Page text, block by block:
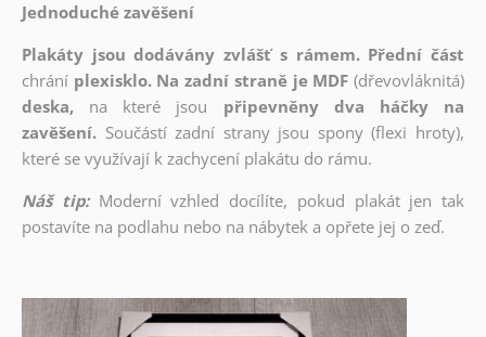
Jednoduché zavěšení
Plakáty jsou dodávány zvlášť s rámem. Přední část
chrání plexisklo. Na zadní straně je MDF (dřevovláknitá)
deska,
na které jsou
připevněny dva háčky na
zavěšení. Součástí zadní strany jsou spony (flexi hroty),
které se využívají k zachycení plakátu do rámu.
Náš tip: Moderní vzhled docílíte, pokud plakát jen tak
postavíte na podlahu nebo na nábytek a opřete jej o zeď.